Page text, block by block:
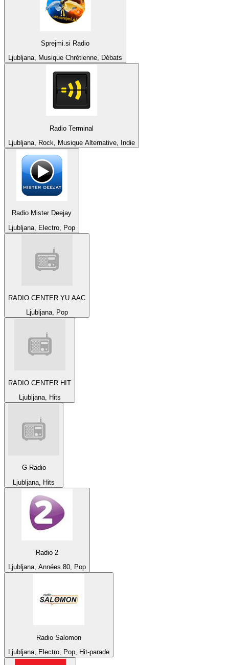
Sprejmi.si Radio
Ljubljana, Musique Chrétienne, Débats
Radio Terminal
Ljubljana, Rock, Musique Alternative, Indie
Radio Mister Deejay
Ljubljana, Electro, Pop
RADIO CENTER YU AAC
Ljubljana, Pop
RADIO CENTER HIT
Ljubljana, Hits
G-Radio
Ljubljana, Hits
Radio 2
Ljubljana, Années 80, Pop
Radio Salomon
Ljubljana, Electro, Pop, Hit-parade